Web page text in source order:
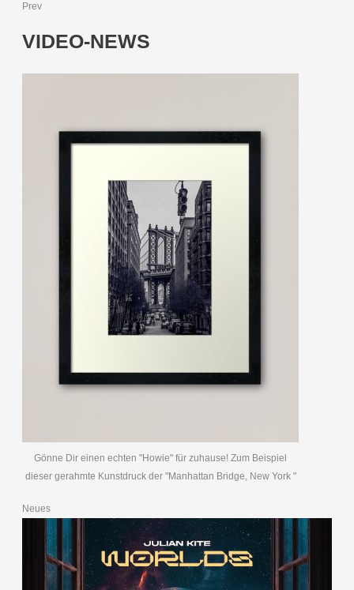
Prev
VIDEO-NEWS
Gönne Dir einen echten "Howie" für zuhause! Zum Beispiel
dieser gerahmte Kunstdruck der "Manhattan Bridge, New York "
Neues